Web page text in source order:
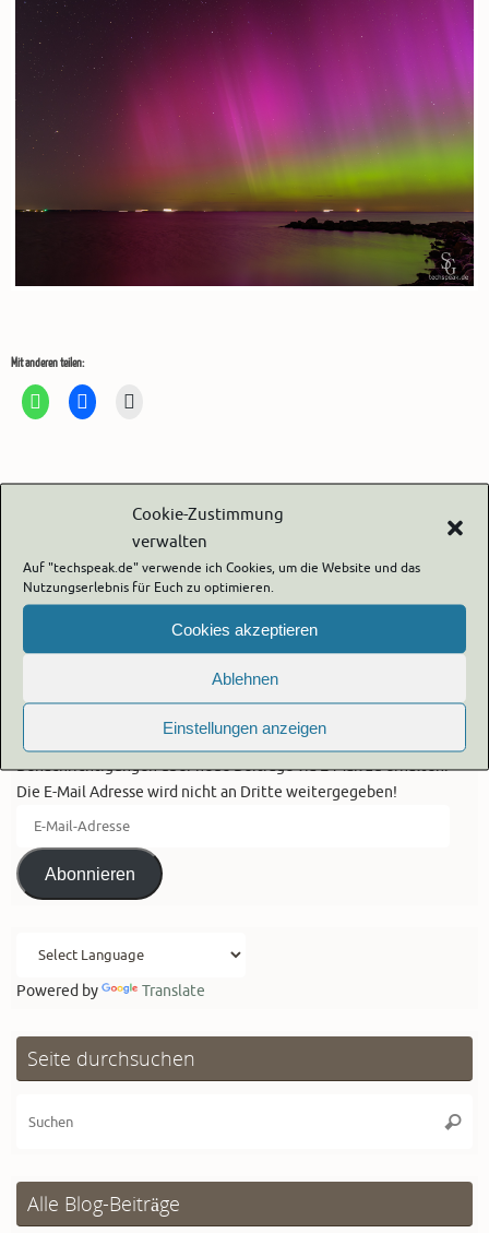
Cookie-Zustimmung
verwalten
Auf "techspeak.de" verwende ich Cookies, um die Website und das
Nutzungserlebnis für Euch zu optimieren.
Cookies akzeptieren
Ablehnen
Einstellungen anzeigen
Mit anderen teilen:
Die Kommentare sind geschlossen.
Blog via E-Mail abonnieren
Gib deine E-Mail-Adresse an, um diesen Blog zu abonnieren und
Benachrichtigungen über neue Beiträge via E-Mail zu erhalten.
Die E-Mail Adresse wird nicht an Dritte weitergegeben!
Mail-
AdresseAbonnieren
Powered by Translate
Seite durchsuchen
Alle Blog-Beiträge